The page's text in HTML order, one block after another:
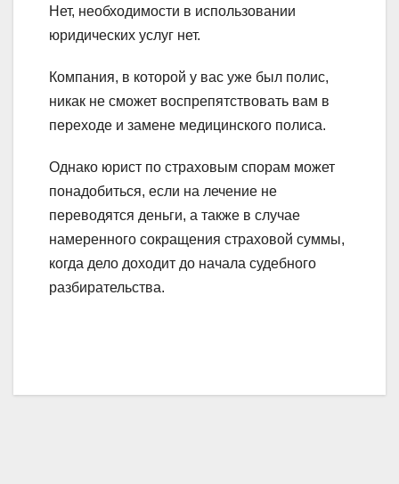
Нет, необходимости в использовании
юридических услуг нет.
Компания, в которой у вас уже был полис,
никак не сможет воспрепятствовать вам в
переходе и замене медицинского полиса.
Однако юрист по страховым спорам может
понадобиться, если на лечение не
переводятся деньги, а также в случае
намеренного сокращения страховой суммы,
когда дело доходит до начала судебного
разбирательства.